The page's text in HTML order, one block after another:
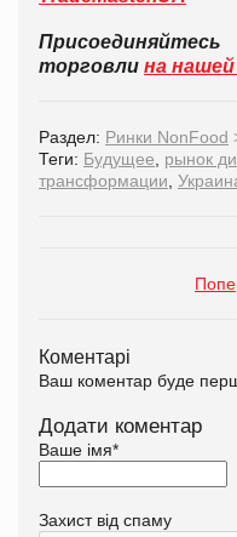
торговли на
Раздел: Ринки NonFood
Теги: Будущее рынок
трансформации
Коментарі
Ваш коментар буде
Додати коментар
Ваше імя*
Захист від спаму